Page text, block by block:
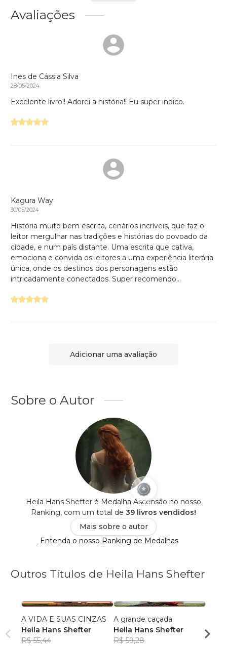
Avaliações
Ines de Cássia Silva
28/05/2024
Excelente livro!! Adorei a história!! Eu super indico.
Kagura Way
30/05/2024
História muito bem escrita, cenários incríveis, que faz o
leitor mergulhar nas tradições e histórias do povoado da
cidade, e num país distante. Uma escrita que cativa,
emociona e convida os leitores a uma experiência literária
única, onde os destinos dos personagens estão
intricadamente conectados. Super recomendo...
Adicionar uma avaliação
Sobre o Autor
Heila Hans Shefter é Medalha Ascensão no nosso
Ranking, com um total de 39 livros vendidos!
Mais sobre o autor
Entenda o nosso Ranking de Medalhas
Outros Títulos de Heila Hans Shefter
A VIDA E SUAS CINZAS
Heila Hans Shefter
R$ 55,44
A grande caçada
Heila Hans Shefter
R$ 59,28
R$